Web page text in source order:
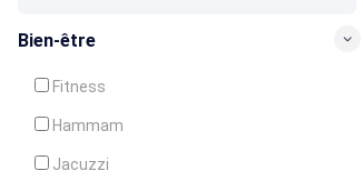
Bien-être
Fitness
Hammam
Jacuzzi